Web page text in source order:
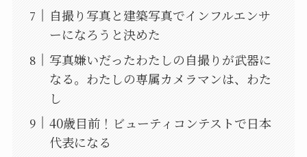
自撮り写真と建築写真でインフルエンサ
ーになろうと決めた
写真嫌いだったわたしの自撮りが武器に
なる。わたしの専属カメラマンは、わた
し
40歳目前！ビューティコンテストで日本
代表になる